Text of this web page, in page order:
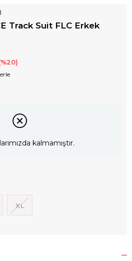
Track Suit FLC Erkek
20
kalmamıştır.
XL